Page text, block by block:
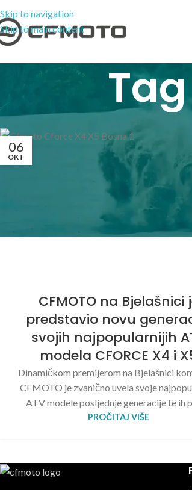
Skip to navigation
Skip to main content
06
OKT
CFMOTO na Bjelašnici
predstavio novu
svojih najpopularnijih
modela CFORCE X4 i
Dinamičkom premijerom na Bjelašnici
CFMOTO je zvanično uvela svoje
ATV modele posljednje generacije te ih
PROČITAJ VIŠE